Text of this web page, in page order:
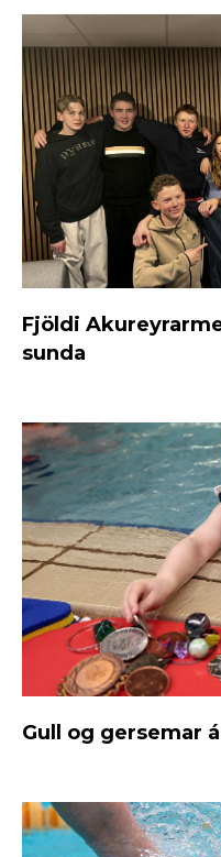
Fjöldi
sunda
Gull og gersemar